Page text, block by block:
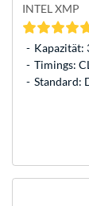
INTEL XMP
Kapazität:
Timings:
Standard: